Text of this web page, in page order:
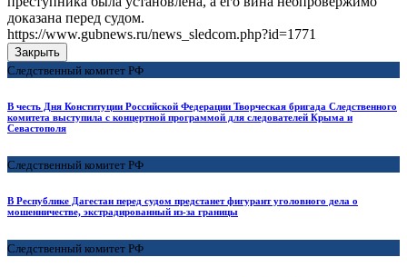
доказана перед судом.
https://www.gubnews.ru/news_sledcom.php?id=1771
Закрыть
Следственный комитет РФ
В честь Дня Конституции Российской Федерации Творческая бригада Следственного
комитета выступила с концертной программой для следователей Крыма и
Севастополя
Следственный комитет РФ
В Республике Дагестан перед судом предстанет фигурант уголовного дела о
мошенничестве, экстрадированный из-за границы
Следственный комитет РФ